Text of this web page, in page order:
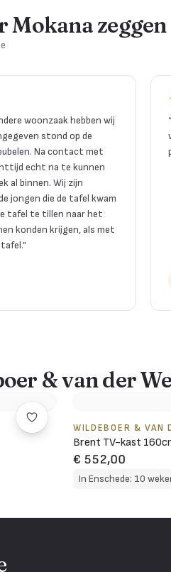
Mokana zeggen
woonzaak hebben wij
stond op de
Na contact met
echt na te kunnen
al binnen. Wij zijn
jongen die de tafel kwam
tafel te tillen naar het
konden krijgen, als met
”
“
& van der
WILDEBOER & VAN
Brent TV-kast
€ 552,00
In Enschede: 10